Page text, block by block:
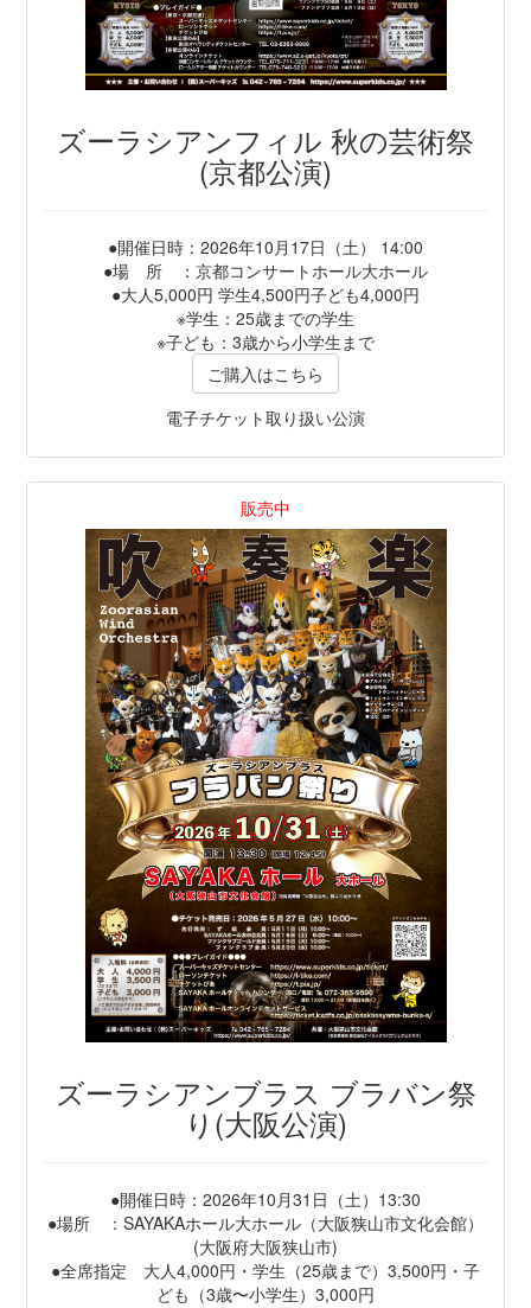
ズーラシアンフィル 秋の芸術祭
(京都公演)
●開催日時：2026年10月17日（土） 14:00
●場 所 ：京都コンサートホール大ホール
●大人5,000円 学生4,500円子ども4,000円
※学生：25歳までの学生
※子ども：3歳から小学生まで
ご購入はこちら
電子チケット取り扱い公演
販売中
ズーラシアンブラス ブラバン祭
り(大阪公演)
●開催日時：2026年10月31日（土）13:30
●場所 ：SAYAKAホール大ホール（大阪狭山市文化会館）
(大阪府大阪狭山市)
●全席指定 大人4,000円・学生（25歳まで）3,500円・子
ども（3歳〜小学生）3,000円